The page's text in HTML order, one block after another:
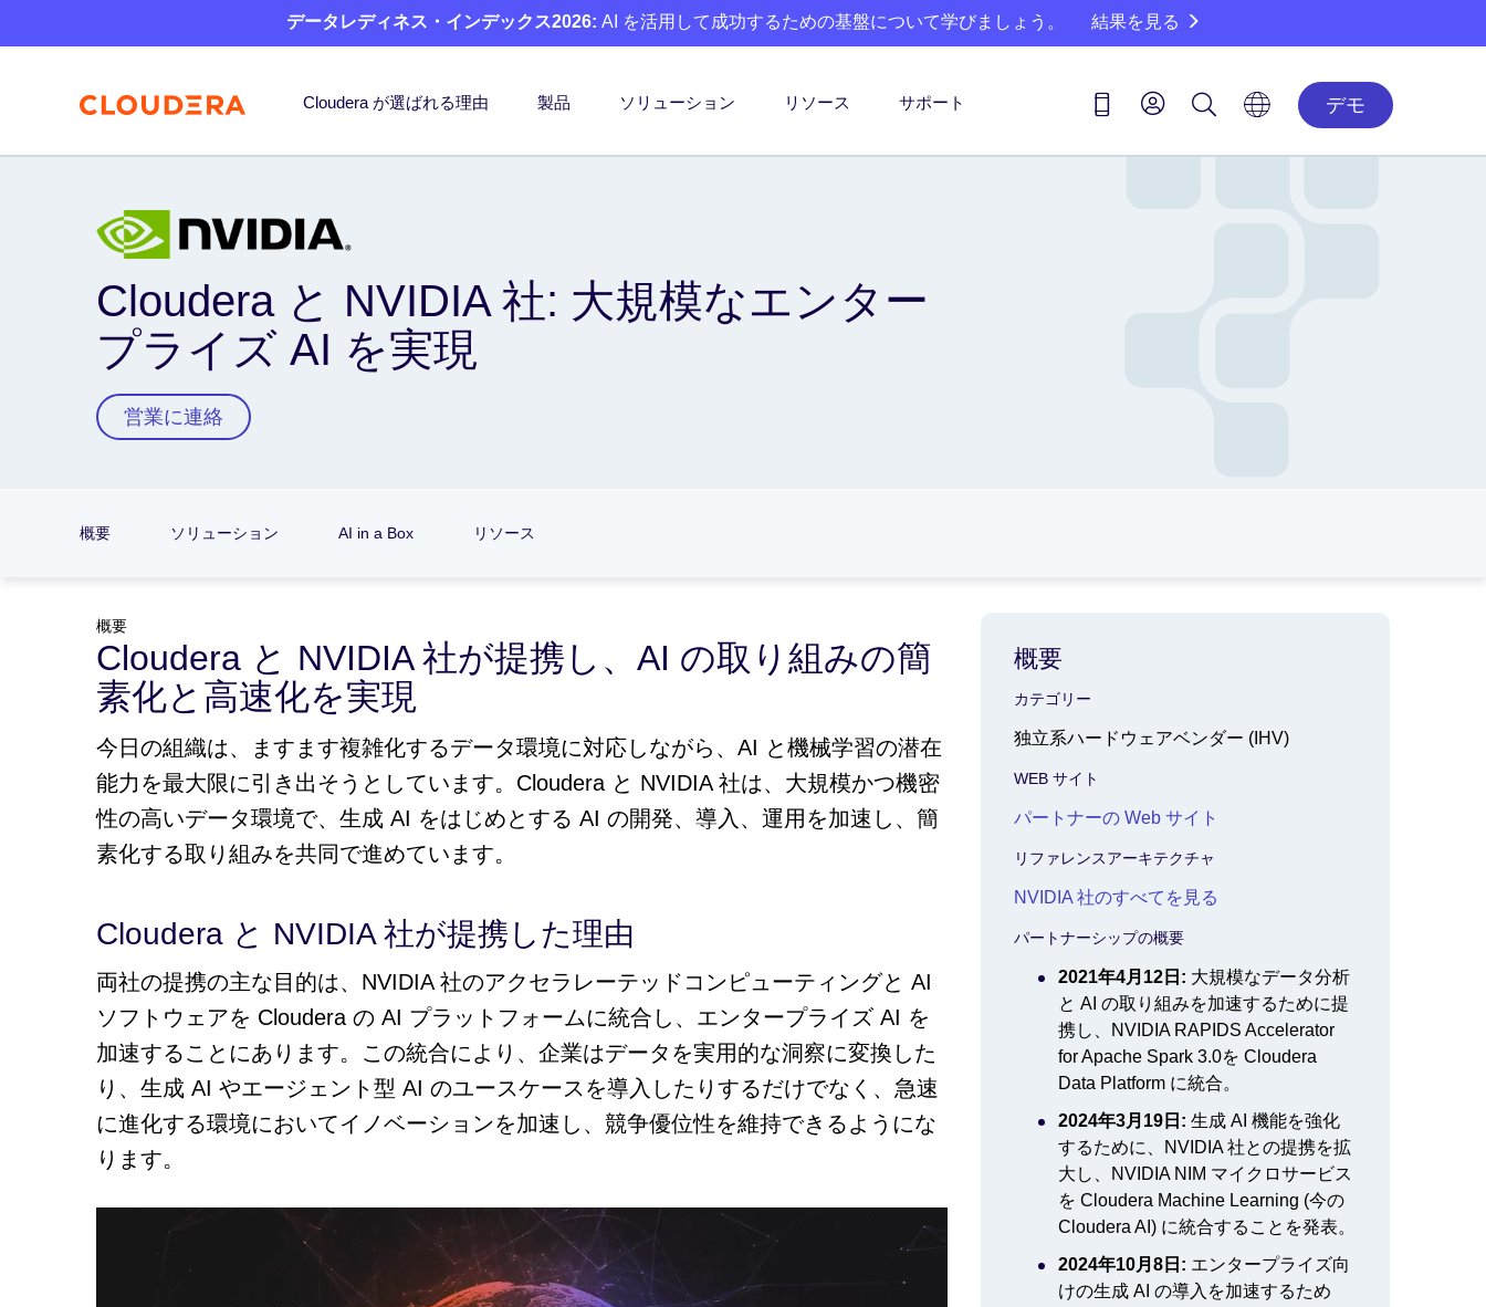
データレディネス・インデックス2026: AI を活用して成功するための基盤について学びましょう。 結果を見る
Cloudera が選ばれる理由 製品 ソリューション リソース サポート デモ
Cloudera と NVIDIA 社: 大規模なエンター
プライズ AI を実現
営業に連絡
概要 ソリューション AI in a Box リソース
概要
Cloudera と NVIDIA 社が提携し、AI の取り組みの簡
素化と高速化を実現
今日の組織は、ますます複雑化するデータ環境に対応しながら、AI と機械学習の潜在
能力を最大限に引き出そうとしています。Cloudera と NVIDIA 社は、大規模かつ機密
性の高いデータ環境で、生成 AI をはじめとする AI の開発、導入、運用を加速し、簡
素化する取り組みを共同で進めています。
Cloudera と NVIDIA 社が提携した理由
両社の提携の主な目的は、NVIDIA 社のアクセラレーテッドコンピューティングと AI
ソフトウェアを Cloudera の AI プラットフォームに統合し、エンタープライズ AI を
加速することにあります。この統合により、企業はデータを実用的な洞察に変換した
り、生成 AI やエージェント型 AI のユースケースを導入したりするだけでなく、急速
に進化する環境においてイノベーションを加速し、競争優位性を維持できるようにな
ります。
概要
カテゴリー
独立系ハードウェアベンダー (IHV)
WEB サイト
パートナーの Web サイト
リファレンスアーキテクチャ
NVIDIA 社のすべてを見る
パートナーシップの概要
2021年4月12日: 大規模なデータ分析
と AI の取り組みを加速するために提
携し、NVIDIA RAPIDS Accelerator
for Apache Spark 3.0を Cloudera
Data Platform に統合。
2024年3月19日: 生成 AI 機能を強化
するために、NVIDIA 社との提携を拡
大し、NVIDIA NIM マイクロサービス
を Cloudera Machine Learning (今の
Cloudera AI) に統合することを発表。
2024年10月8日: エンタープライズ向
けの生成 AI の導入を加速するため